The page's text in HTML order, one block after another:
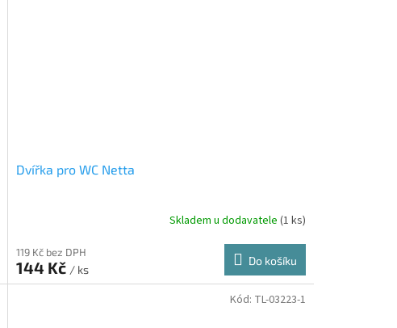
Dvířka pro WC Netta
Skladem u dodavatele (1 ks)
119 Kč bez DPH
144 Kč / ks
Do košíku
Kód: TL-03223-1